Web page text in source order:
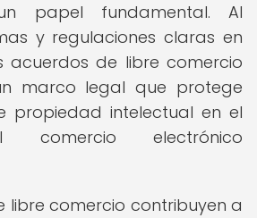
papel fundamental. Al
y regulaciones claras en
acuerdos de libre comercio
marco legal que protege
propiedad intelectual en el
comercio electrónico
libre comercio contribuyen a